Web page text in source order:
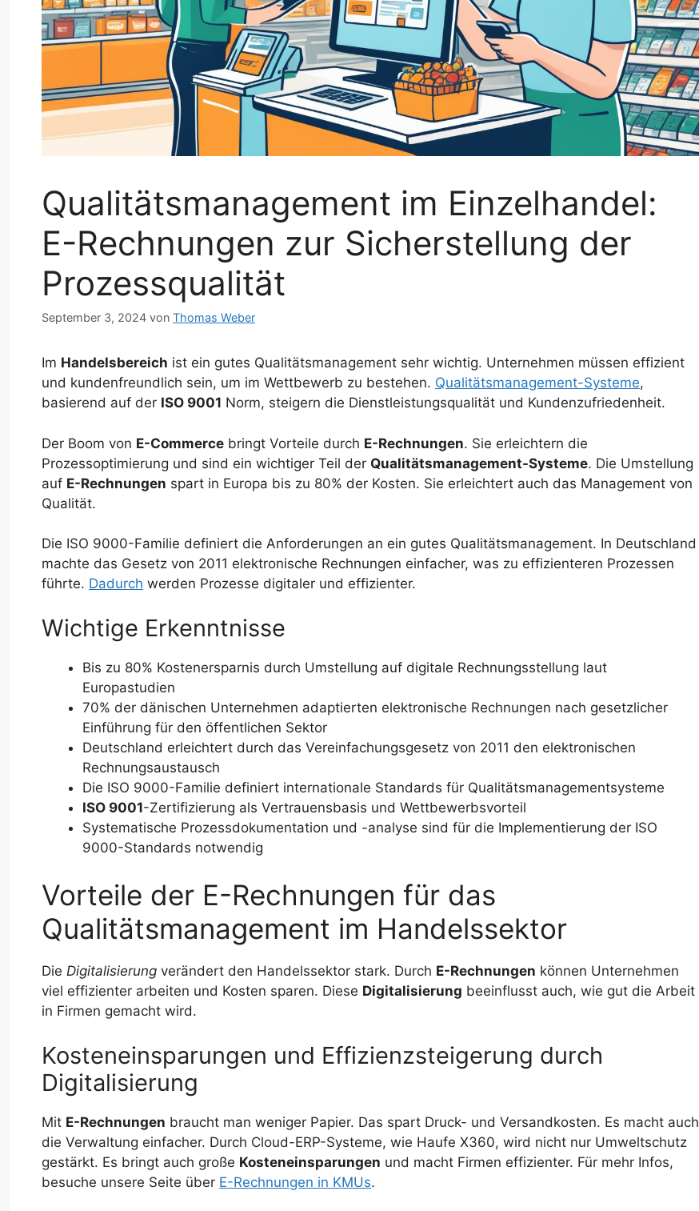
Qualitätsmanagement im Einzelhandel:
E-Rechnungen zur Sicherstellung der
Prozessqualität
September 3, 2024 von Thomas Weber
Im Handelsbereich ist ein gutes Qualitätsmanagement sehr wichtig. Unternehmen müssen effizient
und kundenfreundlich sein, um im Wettbewerb zu bestehen. Qualitätsmanagement-Systeme,
basierend auf der ISO 9001 Norm, steigern die Dienstleistungsqualität und Kundenzufriedenheit.
Der Boom von E-Commerce bringt Vorteile durch E-Rechnungen. Sie erleichtern die
Prozessoptimierung und sind ein wichtiger Teil der Qualitätsmanagement-Systeme. Die Umstellung
auf E-Rechnungen spart in Europa bis zu 80% der Kosten. Sie erleichtert auch das Management von
Qualität.
Die ISO 9000-Familie definiert die Anforderungen an ein gutes Qualitätsmanagement. In Deutschland
machte das Gesetz von 2011 elektronische Rechnungen einfacher, was zu effizienteren Prozessen
führte. Dadurch werden Prozesse digitaler und effizienter.
Wichtige Erkenntnisse
Bis zu 80% Kostenersparnis durch Umstellung auf digitale Rechnungsstellung laut
Europastudien
70% der dänischen Unternehmen adaptierten elektronische Rechnungen nach gesetzlicher
Einführung für den öffentlichen Sektor
Deutschland erleichtert durch das Vereinfachungsgesetz von 2011 den elektronischen
Rechnungsaustausch
Die ISO 9000-Familie definiert internationale Standards für Qualitätsmanagementsysteme
ISO 9001-Zertifizierung als Vertrauensbasis und Wettbewerbsvorteil
Systematische Prozessdokumentation und -analyse sind für die Implementierung der ISO
9000-Standards notwendig
Vorteile der E-Rechnungen für das
Qualitätsmanagement im Handelssektor
Die Digitalisierung verändert den Handelssektor stark. Durch E-Rechnungen können Unternehmen
viel effizienter arbeiten und Kosten sparen. Diese Digitalisierung beeinflusst auch, wie gut die Arbeit
in Firmen gemacht wird.
Kosteneinsparungen und Effizienzsteigerung durch
Digitalisierung
Mit E-Rechnungen braucht man weniger Papier. Das spart Druck- und Versandkosten. Es macht auch
die Verwaltung einfacher. Durch Cloud-ERP-Systeme, wie Haufe X360, wird nicht nur Umweltschutz
gestärkt. Es bringt auch große Kosteneinsparungen und macht Firmen effizienter. Für mehr Infos,
besuche unsere Seite über E-Rechnungen in KMUs.